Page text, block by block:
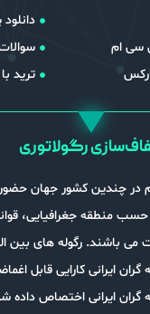
سی ام
ترید
رگولاتوری
چندین کشور جهان
حسب منطقه جغرافیایی،
می باشند. رگوله های بین
ایرانی کارایی قابل
گران ایرانی اختصاص داده